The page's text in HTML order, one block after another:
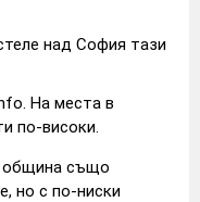
над София тази
На места в
по-високи.
община също
но с по-ниски